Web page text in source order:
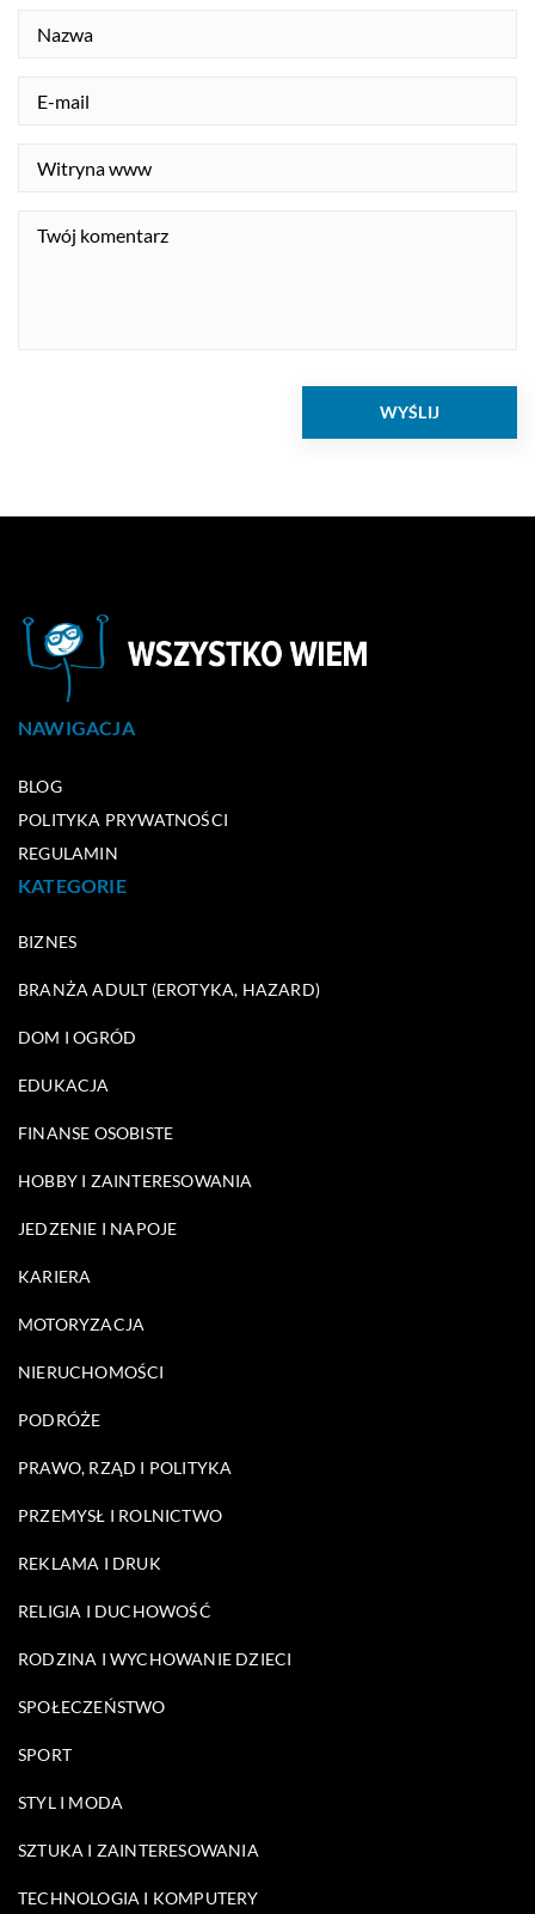
NAWIGACJA
BLOG
POLITYKA PRYWATNOŚCI
REGULAMIN
KATEGORIE
BIZNES
BRANŻA ADULT (EROTYKA, HAZARD)
DOM I OGRÓD
EDUKACJA
FINANSE OSOBISTE
HOBBY I ZAINTERESOWANIA
JEDZENIE I NAPOJE
KARIERA
MOTORYZACJA
NIERUCHOMOŚCI
PODRÓŻE
PRAWO, RZĄD I POLITYKA
PRZEMYSŁ I ROLNICTWO
REKLAMA I DRUK
RELIGIA I DUCHOWOŚĆ
RODZINA I WYCHOWANIE DZIECI
SPOŁECZEŃSTWO
SPORT
STYL I MODA
SZTUKA I ZAINTERESOWANIA
TECHNOLOGIA I KOMPUTERY